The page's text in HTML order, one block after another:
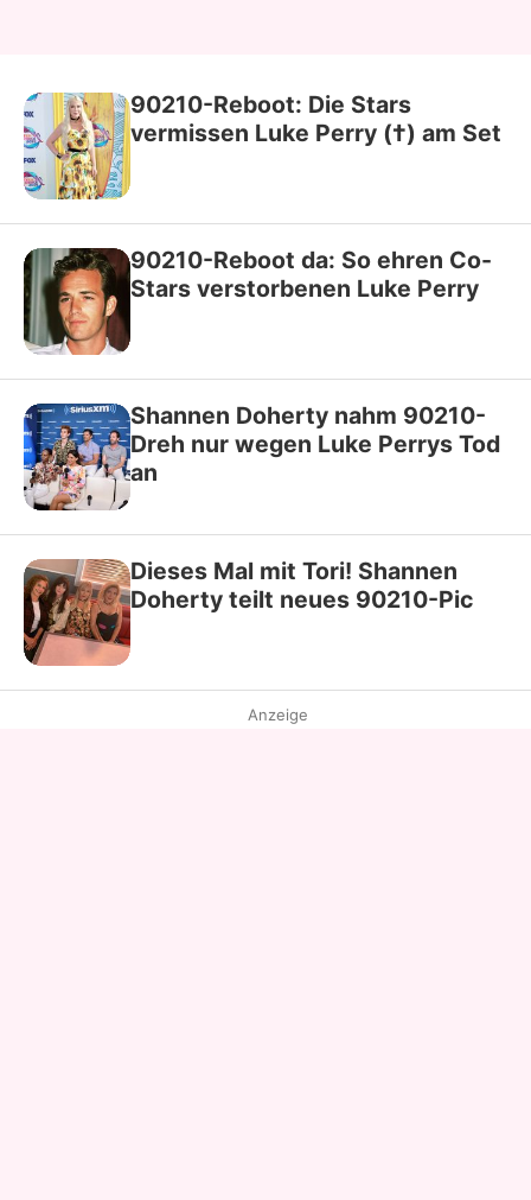
90210-Reboot: Die Stars
vermissen Luke Perry (†) am Set
90210-Reboot da: So ehren Co-
Stars verstorbenen Luke Perry
Shannen Doherty nahm 90210-
Dreh nur wegen Luke Perrys Tod
an
Dieses Mal mit Tori! Shannen
Doherty teilt neues 90210-Pic
Anzeige